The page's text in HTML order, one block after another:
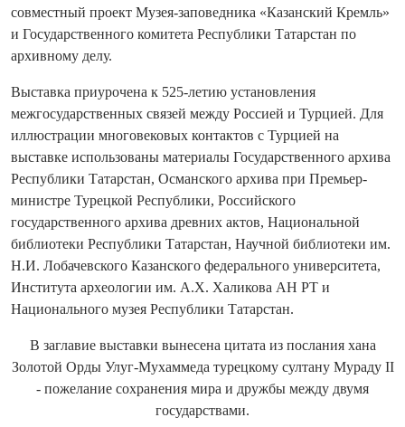
совместный проект Музея-заповедника «Казанский Кремль»
и Государственного комитета Республики Татарстан по
архивному делу.
Выставка приурочена к 525-летию установления
межгосударственных связей между Россией и Турцией. Для
иллюстрации многовековых контактов с Турцией на
выставке использованы материалы Государственного архива
Республики Татарстан, Османского архива при Премьер-
министре Турецкой Республики, Российского
государственного архива древних актов, Национальной
библиотеки Республики Татарстан, Научной библиотеки им.
Н.И. Лобачевского Казанского федерального университета,
Института археологии им. А.Х. Халикова АН РТ и
Национального музея Республики Татарстан.
В заглавие выставки вынесена цитата из послания хана
Золотой Орды Улуг-Мухаммеда турецкому султану Мураду II
- пожелание сохранения мира и дружбы между двумя
государствами.